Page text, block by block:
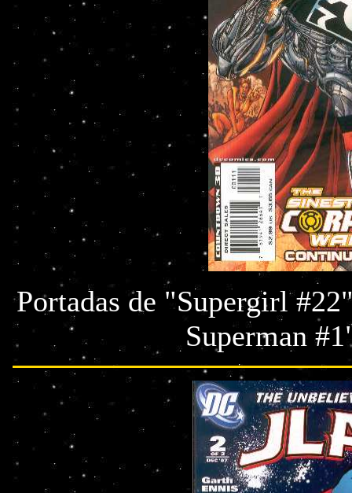
Portadas de "Supergirl
Superman